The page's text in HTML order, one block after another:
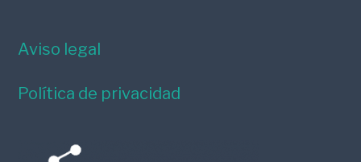
Aviso legal
Política de privacidad